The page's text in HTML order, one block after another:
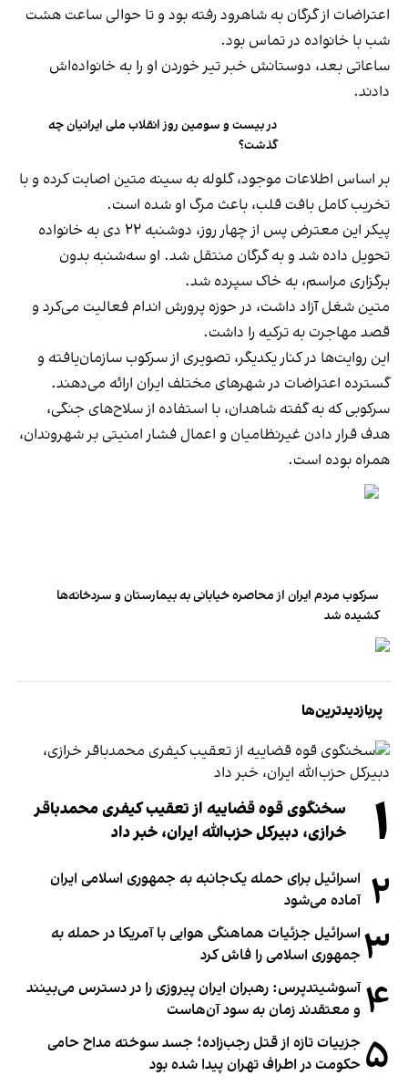
اعتراضات از گرگان به شاهرود رفته بود و تا حوالی ساعت هشت
شب با خانواده در تماس بود.
ساعاتی بعد، دوستانش خبر تیر خوردن او را به خانواده‌اش
دادند.
در بیست و سومین روز انقلاب ملی ایرانیان چه
گذشت؟
بر اساس اطلاعات موجود، گلوله به سینه متین اصابت کرده و با
تخریب کامل بافت قلب، باعث مرگ او شده است.
پیکر این معترض پس از چهار روز، دوشنبه ۲۲ دی به خانواده
تحویل داده شد و به گرگان منتقل شد. او سه‌شنبه بدون
برگزاری مراسم، به خاک سپرده شد.
متین شغل آزاد داشت، در حوزه پرورش اندام فعالیت می‌کرد و
قصد مهاجرت به ترکیه را داشت.
این روایت‌ها در کنار یکدیگر، تصویری از سرکوب سازمان‌یافته و
گسترده اعتراضات در شهرهای مختلف ایران ارائه می‌دهند.
سرکوبی که به گفته شاهدان، با استفاده از سلاح‌های جنگی،
هدف قرار دادن غیرنظامیان و اعمال فشار امنیتی بر شهروندان،
همراه بوده است.
سرکوب مردم ایران از محاصره خیابانی به بیمارستان و سردخانه‌ها
کشیده شد
پربازدیدترین‌ها
۱
سخنگوی قوه قضاییه از تعقیب کیفری محمدباقر
خرازی، دبیر‌کل حزب‌الله ایران، خبر داد
۲ اسرائیل برای حمله یک‌جانبه به جمهوری اسلامی ایران
آماده می‌شود
۳ اسرائیل جزئیات هماهنگی هوایی با آمریکا در حمله به
جمهوری اسلامی را فاش کرد
۴ آسوشیتدپرس: رهبران ایران پیروزی را در دسترس می‌بینند
و معتقدند زمان به سود آن‌هاست
۵ جزییات تازه از قتل رجب‌زاده؛ جسد سوخته مداح حامی
حکومت در اطراف تهران پیدا شده بود